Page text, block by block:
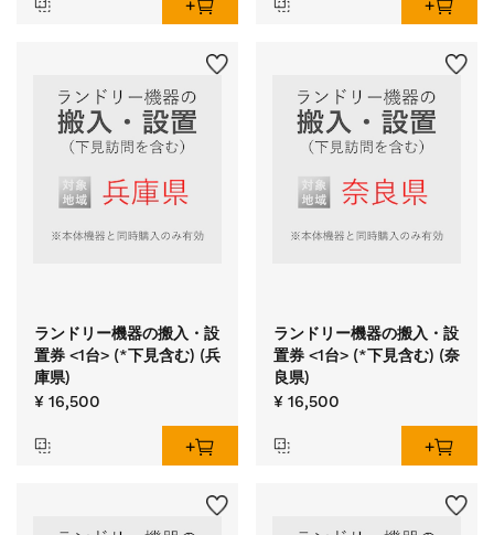
ランドリー機器の搬入・設
置券 <1台> (*下見含む) (兵
庫県)
¥ 16,500
ランドリー機器の搬入・設
置券 <1台> (*下見含む) (奈
良県)
¥ 16,500